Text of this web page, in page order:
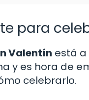
para
Valentín está a
y es hora de
celebrarlo.